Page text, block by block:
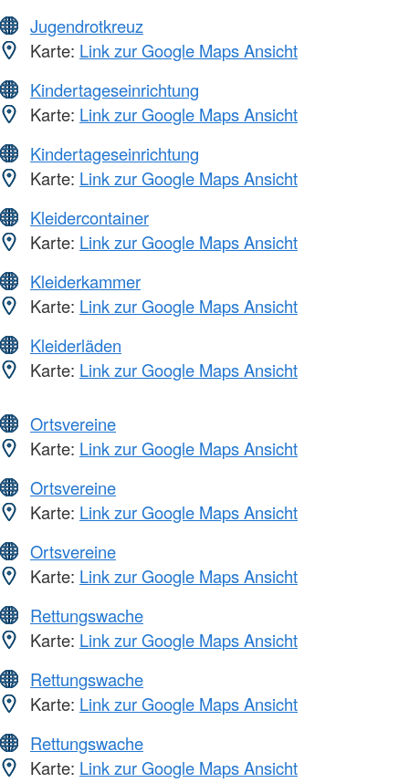
Jugendrotkreuz
Karte: Link zur Google Maps Ansicht
Kindertageseinrichtung
Karte: Link zur Google Maps Ansicht
Kindertageseinrichtung
Karte: Link zur Google Maps Ansicht
Kleidercontainer
Karte: Link zur Google Maps Ansicht
Kleiderkammer
Karte: Link zur Google Maps Ansicht
Kleiderläden
Karte: Link zur Google Maps Ansicht
Ortsvereine
Karte: Link zur Google Maps Ansicht
Ortsvereine
Karte: Link zur Google Maps Ansicht
Ortsvereine
Karte: Link zur Google Maps Ansicht
Rettungswache
Karte: Link zur Google Maps Ansicht
Rettungswache
Karte: Link zur Google Maps Ansicht
Rettungswache
Karte: Link zur Google Maps Ansicht